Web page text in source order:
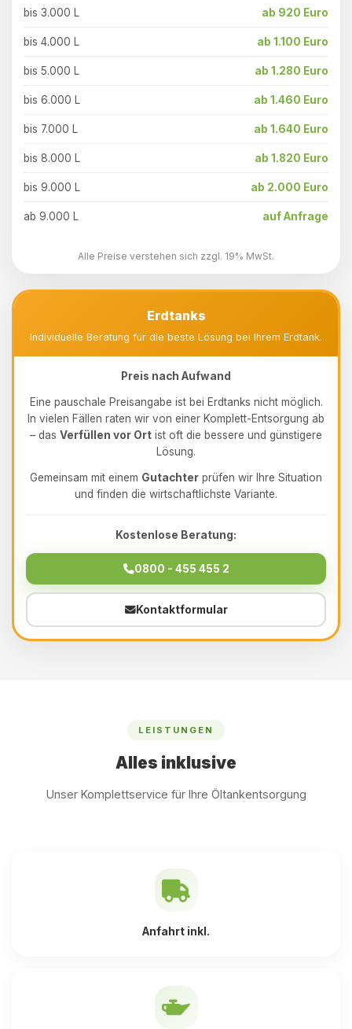
bis 3.000 L ab 920 Euro
bis 4.000 L ab 1.100 Euro
bis 5.000 L ab 1.280 Euro
bis 6.000 L ab 1.460 Euro
bis 7.000 L ab 1.640 Euro
bis 8.000 L ab 1.820 Euro
bis 9.000 L ab 2.000 Euro
ab 9.000 L auf Anfrage
Alle Preise verstehen sich zzgl. 19% MwSt.
Erdtanks
Individuelle Beratung für die beste Lösung bei Ihrem Erdtank.
Preis nach Aufwand
Eine pauschale Preisangabe ist bei Erdtanks nicht möglich.
In vielen Fällen raten wir von einer Komplett-Entsorgung ab
– das Verfüllen vor Ort ist oft die bessere und günstigere
Lösung.
Gemeinsam mit einem Gutachter prüfen wir Ihre Situation
und finden die wirtschaftlichste Variante.
Kostenlose Beratung:
0800 - 455 455 2
Kontaktformular
LEISTUNGEN
Alles inklusive
Unser Komplettservice für Ihre Öltankentsorgung
Anfahrt inkl.